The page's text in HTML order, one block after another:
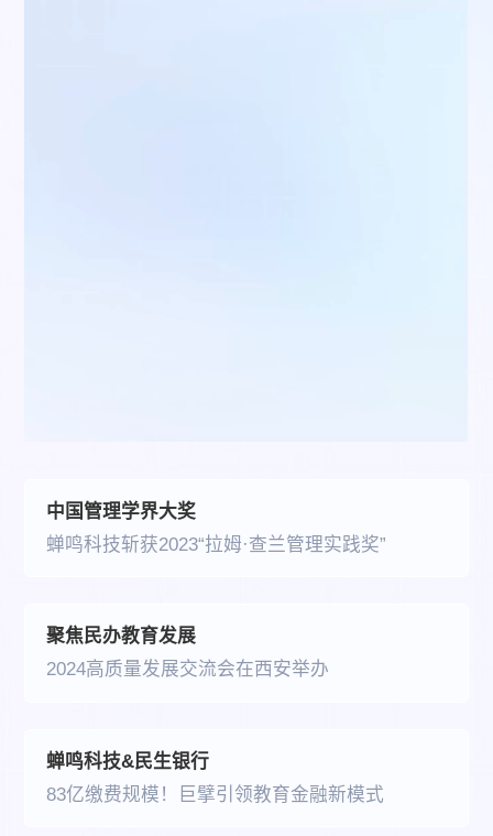
中国管理学界大奖
蝉鸣科技斩获2023“拉姆·查兰管理实践奖”
聚焦民办教育发展
2024高质量发展交流会在西安举办
蝉鸣科技&民生银行
83亿缴费规模！巨擘引领教育金融新模式